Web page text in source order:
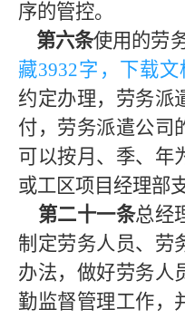
序的管控。
第六条使用的劳
藏3932字，下载文
约定办理，劳务派
付，劳务派遣公司
可以按月、季、年
或工区项目经理部
第二十一条总经
制定劳务人员、劳
办法，做好劳务人
勤监督管理工作，